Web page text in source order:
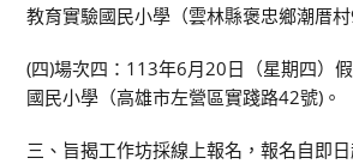
教育實驗國民小學（雲林縣褒忠鄉潮厝村
(四)場次四：113年6月20日（星期四）
國民小學（高雄市左營區實踐路42號)。
三、旨揭工作坊採線上報名，報名自即